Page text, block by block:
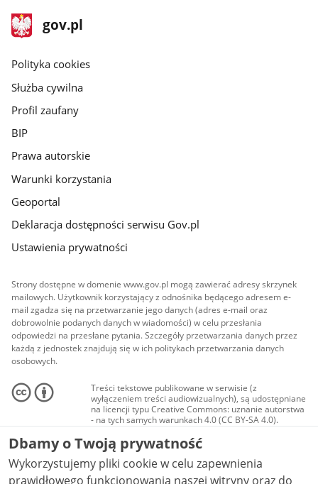
stopka
gov.pl
Strona
gov.pl
gov.pl
Polityka cookies
Służba cywilna
Profil zaufany
BIP
Prawa autorskie
Warunki korzystania
Geoportal
Deklaracja dostępności serwisu Gov.pl
Ustawienia prywatności
Strony dostępne w domenie www.gov.pl mogą zawierać adresy skrzynek
mailowych. Użytkownik korzystający z odnośnika będącego adresem e-
mail zgadza się na przetwarzanie jego danych (adres e-mail oraz
dobrowolnie podanych danych w wiadomości) w celu przesłania
odpowiedzi na przesłane pytania. Szczegóły przetwarzania danych przez
każdą z jednostek znajdują się w ich politykach przetwarzania danych
osobowych.
Treści tekstowe publikowane w serwisie (z
wyłączeniem treści audiowizualnych), są udostępniane
na licencji typu Creative Commons: uznanie autorstwa
- na tych samych warunkach 4.0 (CC BY-SA 4.0).
Materiały audiowizualne, w tym zdjęcia, materiały
audio i wideo, są udostępniane na licencji typu
Creative Commons: uznanie autorstwa użycie
niekomercyjne - bez utworów zależnych 4.0 (CC BY-
NC-ND 4.0), o ile nie jest to stwierdzone inaczej.
Dbamy o Twoją prywatność
Wykorzystujemy pliki cookie w celu zapewnienia
prawidłowego funkcjonowania naszej witryny oraz do